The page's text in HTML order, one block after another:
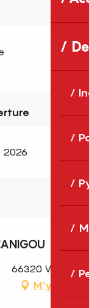
2026
66320 Valmanya
M'y rendre